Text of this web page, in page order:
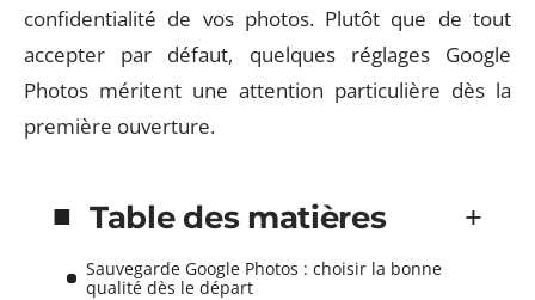
confidentialité de vos photos. Plutôt que de tout
accepter par défaut, quelques réglages Google
Photos méritent une attention particulière dès la
première ouverture.
Table des matières
Sauvegarde Google Photos : choisir la bonne
qualité dès le départ